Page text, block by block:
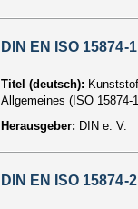
DIN EN ISO 15874-1
Titel (deutsch):
Allgemeines (ISO 15874-
Herausgeber: DIN e. V.
DIN EN ISO 15874-2